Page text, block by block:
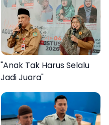
"Anak Tak Harus Selalu
Jadi Juara"